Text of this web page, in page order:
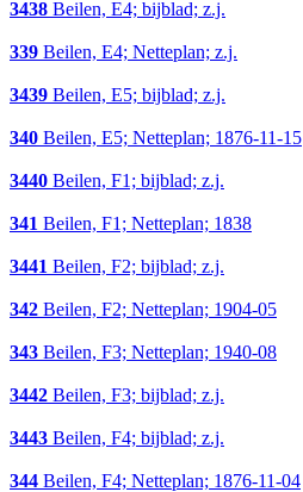
3438 Beilen, E4; bijblad; z.j.
339 Beilen, E4; Netteplan; z.j.
3439 Beilen, E5; bijblad; z.j.
340 Beilen, E5; Netteplan; 1876-11-15
3440 Beilen, F1; bijblad; z.j.
341 Beilen, F1; Netteplan; 1838
3441 Beilen, F2; bijblad; z.j.
342 Beilen, F2; Netteplan; 1904-05
343 Beilen, F3; Netteplan; 1940-08
3442 Beilen, F3; bijblad; z.j.
3443 Beilen, F4; bijblad; z.j.
344 Beilen, F4; Netteplan; 1876-11-04